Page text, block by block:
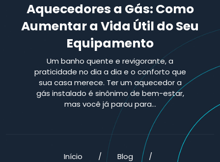
Aquecedores a Gás: Como
Aumentar a Vida Útil do Seu
Equipamento
Um banho quente e revigorante, a
praticidade no dia a dia e o conforto que
sua casa merece. Ter um aquecedor a
gás instalado é sinônimo de bem-estar,
mas você já parou para…
Início / Blog
/